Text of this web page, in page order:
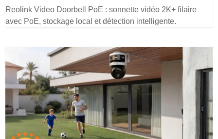
Reolink Video Doorbell PoE : sonnette vidéo 2K+ filaire
avec PoE, stockage local et détection intelligente.